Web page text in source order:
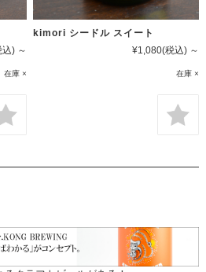
込) ～
在庫 ×
kimori シードル スイート
¥1,080(税込) ～
在庫 ×